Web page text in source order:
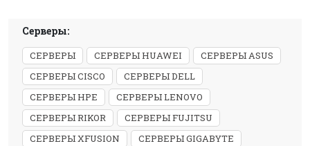
Серверы:
СЕРВЕРЫ СЕРВЕРЫ HUAWEI
СЕРВЕРЫ ASUS
СЕРВЕРЫ CISCO
СЕРВЕРЫ DELL
СЕРВЕРЫ HPE
СЕРВЕРЫ LENOVO
СЕРВЕРЫ RIKOR
СЕРВЕРЫ FUJITSU
СЕРВЕРЫ XFUSION
СЕРВЕРЫ GIGABYTE